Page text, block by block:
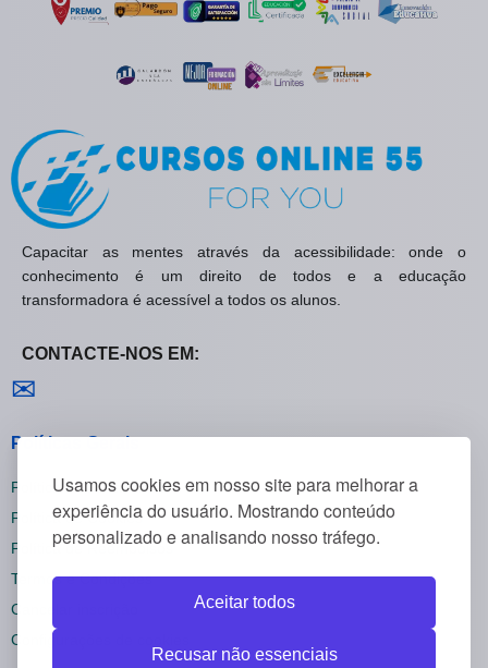
Usamos cookies em nosso site para melhorar a
experiência do usuário. Mostrando conteúdo
personalizado e analisando nosso tráfego.
Aceitar todos
Recusar não essenciais
Capacitar as mentes através da acessibilidade: onde o
conhecimento é um direito de todos e a educação
transformadora é acessível a todos os alunos.
CONTACTE-NOS EM:
✉
Políticas Gerais
Política de Privacidade
Política de Cookies
Política de Reembolsos
Termos e Condições
Cancelar inscrição
Configurações de cookies